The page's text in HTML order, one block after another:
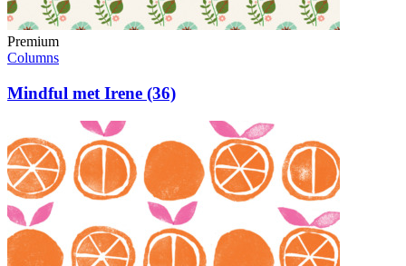
Premium
Columns
Mindful met Irene (36)